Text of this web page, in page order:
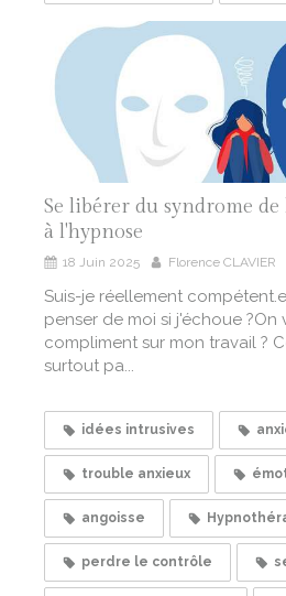
Se libérer du syndrome
à l'hypnose
18 Juin 2025 Florence CLAVIER
Suis-je réellement
penser de moi si j'échoue ?On
compliment sur mon travail ?
surtout pa...
idées intrusives
trouble anxieux
angoisse
perdre le contrôle